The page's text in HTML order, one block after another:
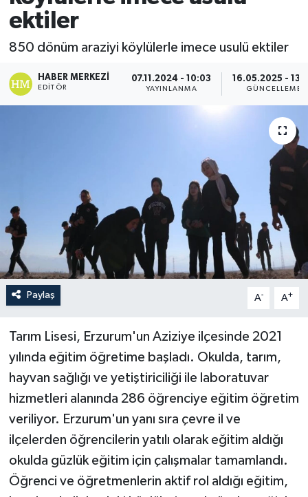
ektiler
850 dönüm araziyi köylülerle imece usulü ektiler
HABER MERKEZI
EDITÖR
07.11.2024 - 10:03
YAYINLANMA
16.05.2025 -
GÜNCELLEME
Paylaş A- A+
Tarım Lisesi, Erzurum'un Aziziye ilçesinde 2021
yılında eğitim öğretime başladı. Okulda, tarım,
hayvan sağlığı ve yetiştiriciliği ile laboratuvar
hizmetleri alanında 286 öğrenciye eğitim öğretim
veriliyor. Erzurum'un yanı sıra çevre il ve
ilçelerden öğrencilerin yatılı olarak eğitim aldığı
okulda güzlük eğitim için çalışmalar tamamlandı.
Öğrenci ve öğretmenlerin aktif rol aldığı eğitim,